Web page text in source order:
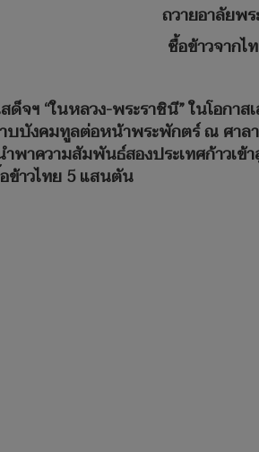
ถวายอาลัยพ
ซื้อข้าวจาก
ฯ “ในหลวง-พระราชินี” ในโอกา
าบบังคมทูลต่อหน้าพระพักตร์ ณ ศ
พาความสัมพันธ์สองประเทศก้าวเ
ข้าวไทย 5 แสนตัน